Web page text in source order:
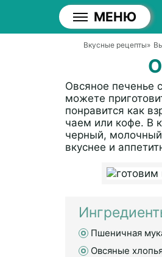
МЕНЮ
Вкусные рецепты»
Овсяное печенье
можете
понравится как
чаем или кофе. В
черный,
вкуснее и
Пшеничная
Овсяные